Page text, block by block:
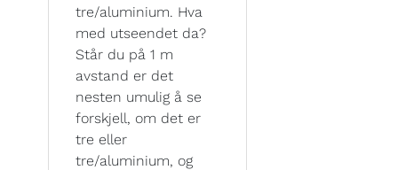
tre/aluminium. Hva
med utseendet da?
Står du på 1 m
avstand er det
nesten umulig å se
forskjell, om det er
tre eller
tre/aluminium, og